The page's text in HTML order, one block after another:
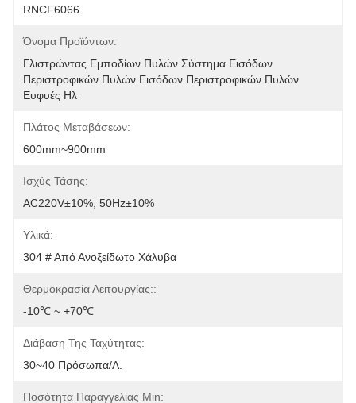
RNCF6066
Όνομα Προϊόντων:
Γλιστρώντας Εμποδίων Πυλών Σύστημα Εισόδων
Περιστροφικών Πυλών Εισόδων Περιστροφικών Πυλών
Ευφυές Ηλ
Πλάτος Μεταβάσεων:
600mm~900mm
Ισχύς Τάσης:
AC220V±10%, 50Hz±10%
Υλικά:
304 # Από Ανοξείδωτο Χάλυβα
Θερμοκρασία Λειτουργίας::
-10℃ ~ +70℃
Διάβαση Της Ταχύτητας:
30~40 Πρόσωπα/λ.
Ποσότητα Παραγγελίας Min: